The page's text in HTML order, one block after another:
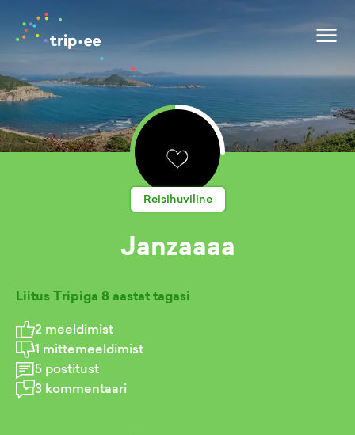
Reisihuviline
Janzaaaa
Liitus Tripiga 8 aastat tagasi
2 meeldimist
1 mittemeeldimist
5 postitust
3 kommentaari